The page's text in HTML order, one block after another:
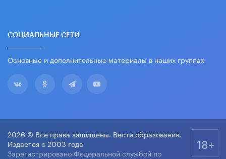
СОЦИАЛЬНЫЕ СЕТИ
Основные и дополнительные материалы в наших группах
2026 © Все права защищены. Вести образования.
Издается с 2003 года
Зарегистрировано Федеральной службой по
18+